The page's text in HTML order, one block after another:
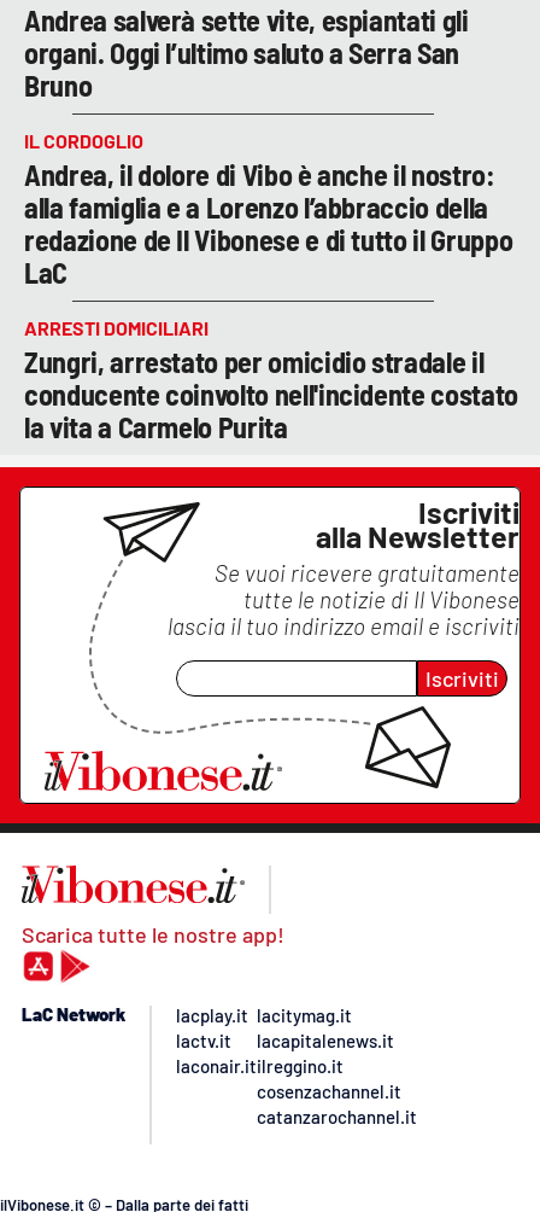
Andrea salverà sette vite, espiantati gli
organi. Oggi l’ultimo saluto a Serra San
Bruno
IL CORDOGLIO
Andrea, il dolore di Vibo è anche il nostro:
alla famiglia e a Lorenzo l’abbraccio della
redazione de Il Vibonese e di tutto il Gruppo
LaC
ARRESTI DOMICILIARI
Zungri, arrestato per omicidio stradale il
conducente coinvolto nell'incidente costato
la vita a Carmelo Purita
Iscriviti
alla Newsletter
Se vuoi ricevere gratuitamente
tutte le notizie di Il Vibonese
lascia il tuo indirizzo email e iscriviti
Iscriviti
Scarica tutte le nostre app!
LaC Network
lacplay.it
lactv.it
laconair.it
lacitymag.it
lacapitalenews.it
ilreggino.it
cosenzachannel.it
catanzarochannel.it
ilVibonese.it © – Dalla parte dei fatti